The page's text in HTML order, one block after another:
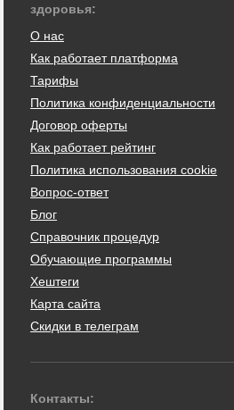
здоровья:
О нас
Как работает платформа
Тарифы
Политика конфиденциальности
Договор оферты
Как работает рейтинг
Политика использования cookie
Вопрос-ответ
Блог
Справочник процедур
Обучающие программы
Хештеги
Карта сайта
Скидки в телеграм
Контакты: